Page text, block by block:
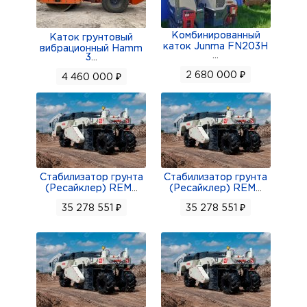
Каток грунтовый
вибрационный Hamm
3
4 460 000 ₽
Комбинированный
каток Junma FN203H
2 680 000 ₽
Стабилизатор грунта
(Ресайклер) REM
35 278 551 ₽
Стабилизатор грунта
(Ресайклер) REM
35 278 551 ₽